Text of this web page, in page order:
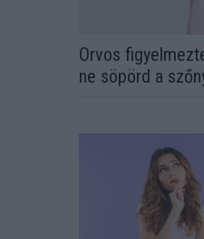
Orvos
ne söpörd a